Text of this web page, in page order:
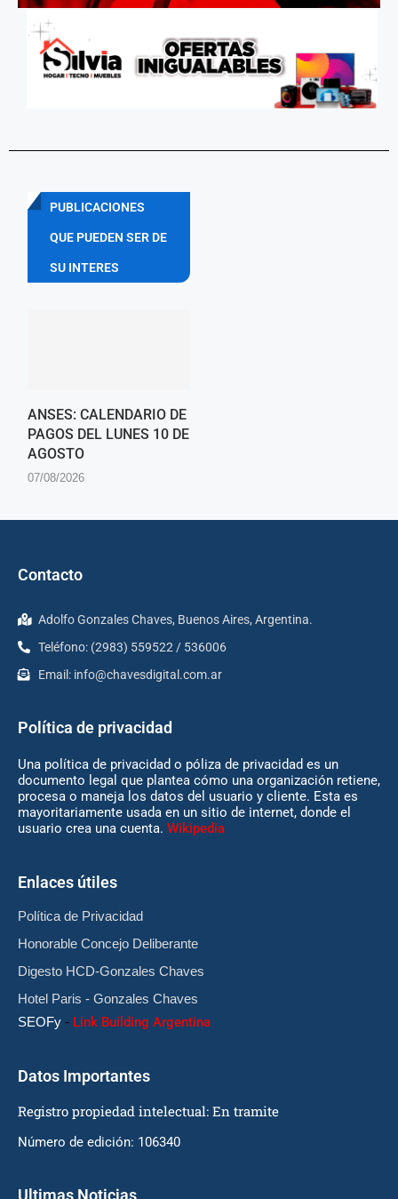
PUBLICACIONES
QUE PUEDEN SER DE
SU INTERES
ANSES: CALENDARIO DE
PAGOS DEL LUNES 10 DE
AGOSTO
07/08/2026
Contacto
Adolfo Gonzales Chaves, Buenos Aires, Argentina.
Teléfono: (2983) 559522 / 536006
Email: info@chavesdigital.com.ar
Política de privacidad
Una política de privacidad o póliza de privacidad es un
documento legal que plantea cómo una organización retiene,
procesa o maneja los datos del usuario y cliente. Esta es
mayoritariamente usada en un sitio de internet, donde el
usuario crea una cuenta. Wikipedia
Enlaces útiles
Política de Privacidad
Honorable Concejo Deliberante
Digesto HCD-Gonzales Chaves
Hotel Paris - Gonzales Chaves
SEOFy - Link Building Argentina
Datos Importantes
Registro propiedad intelectual: En tramite
Número de edición: 106340